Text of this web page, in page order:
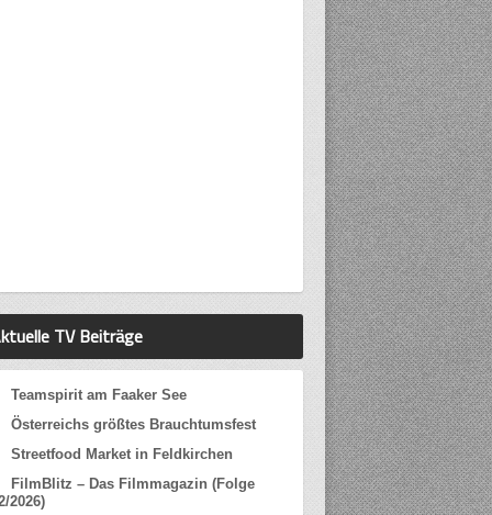
TV Beiträge
Teamspirit am Faaker See
Österreichs größtes Brauchtumsfest
Streetfood Market in Feldkirchen
FilmBlitz – Das Filmmagazin (Folge
2026)